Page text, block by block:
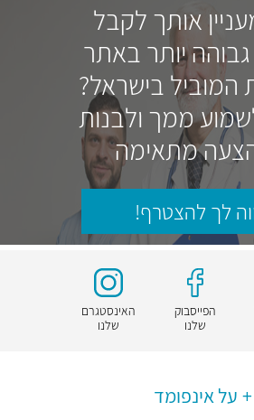
אותך לקבל
יותר באתר
המוביל בישראל?
ממך ולבנות
מתאימה
לך להצטרף!
הפייסבוק
שלנו
האינסטגרם
שלנו
על אינפומד